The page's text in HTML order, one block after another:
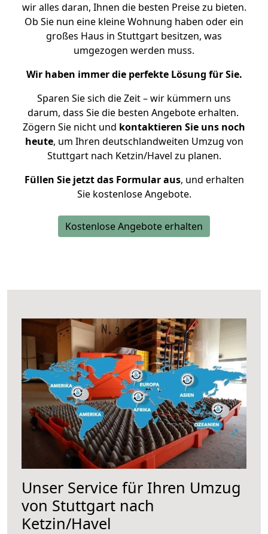
wir alles daran, Ihnen die besten Preise zu bieten.
Ob Sie nun eine kleine Wohnung haben oder ein
großes Haus in Stuttgart besitzen, was
umgezogen werden muss.
Wir haben immer die perfekte Lösung für Sie.
Sparen Sie sich die Zeit – wir kümmern uns
darum, dass Sie die besten Angebote erhalten.
Zögern Sie nicht und kontaktieren Sie uns noch
heute, um Ihren deutschlandweiten Umzug von
Stuttgart nach Ketzin/Havel zu planen.
Füllen Sie jetzt das Formular aus, und erhalten
Sie kostenlose Angebote.
Kostenlose Angebote erhalten
Unser Service für Ihren Umzug
von Stuttgart nach
Ketzin/Havel